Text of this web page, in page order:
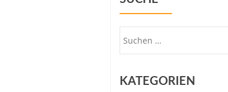
KATEGORIEN